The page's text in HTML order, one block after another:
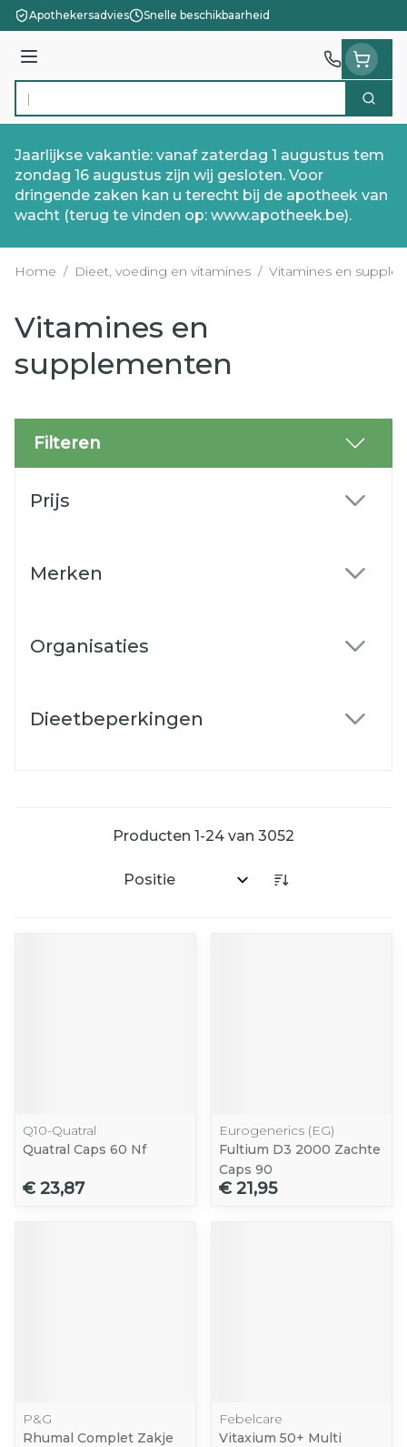
Ga naar de inhoud
Apothekersadvies Snelle beschikbaarheid
Menu
Product, merk, categorie... Zoek
Jaarlijkse vakantie: vanaf zaterdag 1 augustus tem
zondag 16 augustus zijn wij gesloten. Voor
dringende zaken kan u terecht bij de apotheek van
wacht (terug te vinden op: www.apotheek.be).
Home / Dieet, voeding en vitamines / Vitamines en
Vitamines en
supplementen
Filteren
Prijs
Merken
Organisaties
Dieetbeperkingen
Producten 1-24 van 3052
Sorteer op:
Q10-Quatral
Quatral Caps 60 Nf
€ 23,87
Eurogenerics (EG)
Fultium D3 2000 Zachte
Caps 90
€ 21,95
P&G
Rhumal Complet Zakje
Febelcare
Vitaxium 50+ Multi